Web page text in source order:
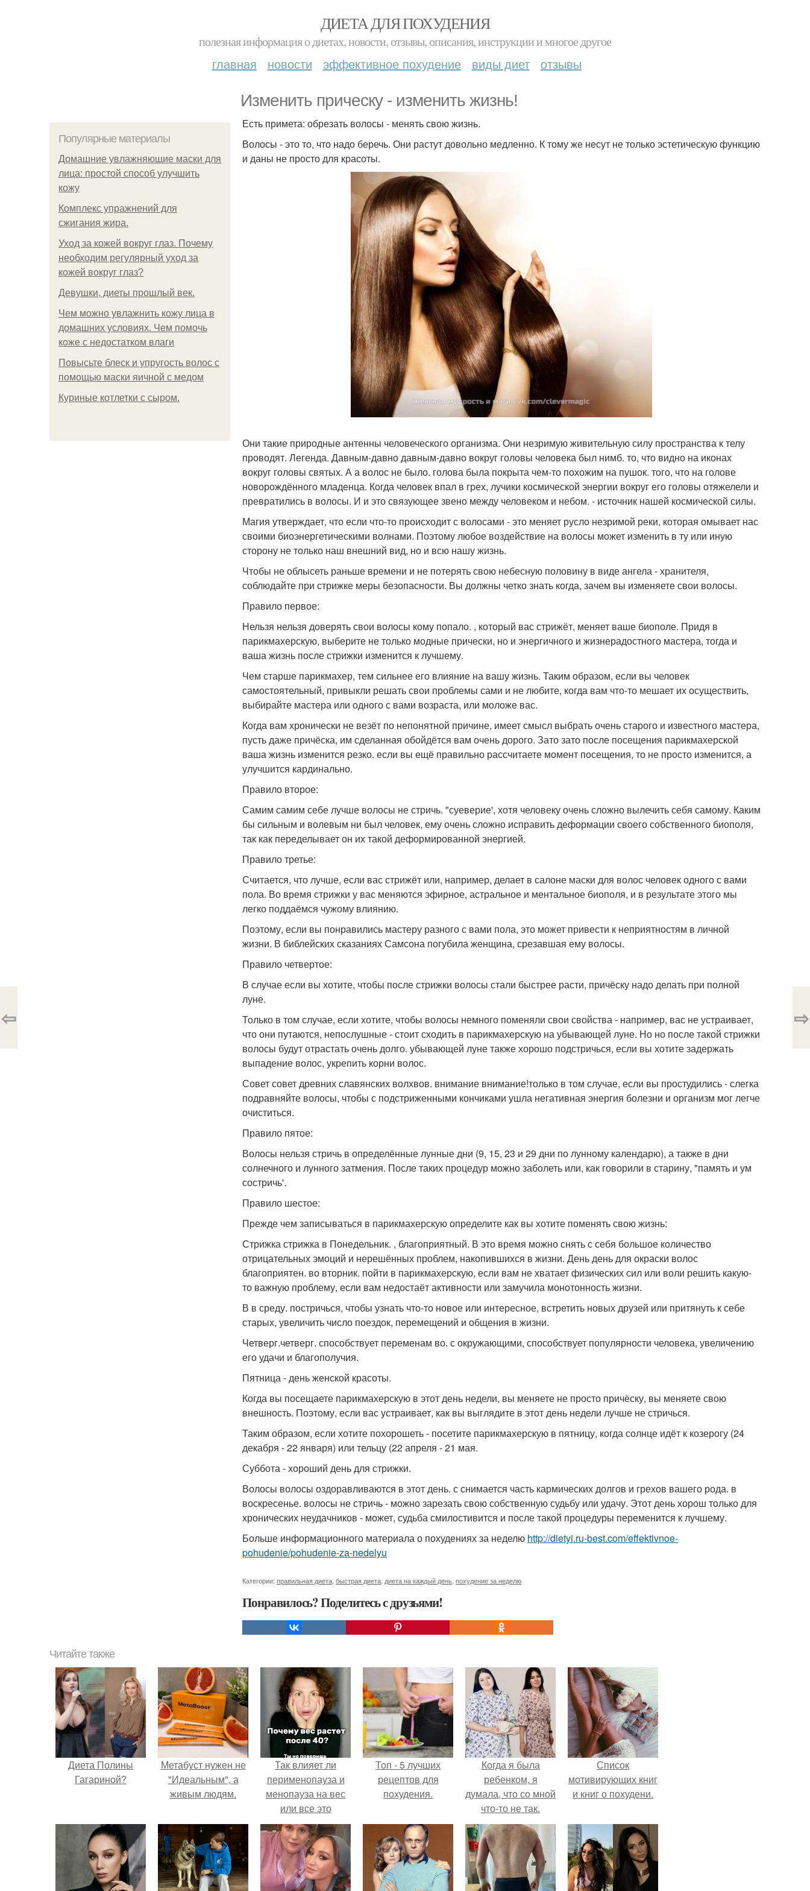
ДИЕТА ДЛЯ ПОХУДЕНИЯ
полезная информация о диетах, новости, отзывы, описания, инструкции и многое другое
главная новости эффективное похудение виды диет отзывы
Изменить прическу - изменить жизнь!
Популярные материалы
Домашние увлажняющие маски для
лица: простой способ улучшить
кожу
Комплекс упражнений для
сжигания жира.
Уход за кожей вокруг глаз. Почему
необходим регулярный уход за
кожей вокруг глаз?
Девушки, диеты прошлый век.
Чем можно увлажнить кожу лица в
домашних условиях. Чем помочь
коже с недостатком влаги
Повысьте блеск и упругость волос с
помощью маски яичной с медом
Куриные котлетки с сыром.
Есть примета: обрезать волосы - менять свою жизнь.
Волосы - это то, что надо беречь. Они растут довольно медленно. К тому же несут не только эстетическую функцию
и даны не просто для красоты.
Они такие природные антенны человеческого организма. Они незримую живительную силу пространства к телу
проводят. Легенда. Давным-давно давным-давно вокруг головы человека был нимб. то, что видно на иконах
вокруг головы святых. А а волос не было. голова была покрыта чем-то похожим на пушок. того, что на голове
новорождённого младенца. Когда человек впал в грех, лучики космической энергии вокруг его головы отяжелели и
превратились в волосы. И и это связующее звено между человеком и небом. - источник нашей космической силы.
Магия утверждает, что если что-то происходит с волосами - это меняет русло незримой реки, которая омывает нас
своими биоэнергетическими волнами. Поэтому любое воздействие на волосы может изменить в ту или иную
сторону не только наш внешний вид, но и всю нашу жизнь.
Чтобы не облысеть раньше времени и не потерять свою небесную половину в виде ангела - хранителя,
соблюдайте при стрижке меры безопасности. Вы должны четко знать когда, зачем вы изменяете свои волосы.
Правило первое:
Нельзя нельзя доверять свои волосы кому попало. , который вас стрижёт, меняет ваше биополе. Придя в
парикмахерскую, выберите не только модные прически, но и энергичного и жизнерадостного мастера, тогда и
ваша жизнь после стрижки изменится к лучшему.
Чем старше парикмахер, тем сильнее его влияние на вашу жизнь. Таким образом, если вы человек
самостоятельный, привыкли решать свои проблемы сами и не любите, когда вам что-то мешает их осуществить,
выбирайте мастера или одного с вами возраста, или моложе вас.
Когда вам хронически не везёт по непонятной причине, имеет смысл выбрать очень старого и известного мастера,
пусть даже причёска, им сделанная обойдётся вам очень дорого. Зато зато после посещения парикмахерской
ваша жизнь изменится резко. если вы ещё правильно рассчитаете момент посещения, то не просто изменится, а
улучшится кардинально.
Правило второе:
Самим самим себе лучше волосы не стричь. "суеверие', хотя человеку очень сложно вылечить себя самому. Каким
бы сильным и волевым ни был человек, ему очень сложно исправить деформации своего собственного биополя,
так как переделывает он их такой деформированной энергией.
Правило третье:
Считается, что лучше, если вас стрижёт или, например, делает в салоне маски для волос человек одного с вами
пола. Во время стрижки у вас меняются эфирное, астральное и ментальное биополя, и в результате этого мы
легко поддаёмся чужому влиянию.
Поэтому, если вы понравились мастеру разного с вами пола, это может привести к неприятностям в личной
жизни. В библейских сказаниях Самсона погубила женщина, срезавшая ему волосы.
Правило четвертое:
В случае если вы хотите, чтобы после стрижки волосы стали быстрее расти, причёску надо делать при полной
луне.
Только в том случае, если хотите, чтобы волосы немного поменяли свои свойства - например, вас не устраивает,
что они путаются, непослушные - стоит сходить в парикмахерскую на убывающей луне. Но но после такой стрижки
волосы будут отрастать очень долго. убывающей луне также хорошо подстричься, если вы хотите задержать
выпадение волос, укрепить корни волос.
Совет совет древних славянских волхвов. внимание внимание!только в том случае, если вы простудились - слегка
подравняйте волосы, чтобы с подстриженными кончиками ушла негативная энергия болезни и организм мог легче
очиститься.
Правило пятое:
Волосы нельзя стричь в определённые лунные дни (9, 15, 23 и 29 дни по лунному календарю), а также в дни
солнечного и лунного затмения. После таких процедур можно заболеть или, как говорили в старину, "память и ум
состричь'.
Правило шестое:
Прежде чем записываться в парикмахерскую определите как вы хотите поменять свою жизнь:
Стрижка стрижка в Понедельник. , благоприятный. В это время можно снять с себя большое количество
отрицательных эмоций и нерешённых проблем, накопившихся в жизни. День день для окраски волос
благоприятен. во вторник. пойти в парикмахерскую, если вам не хватает физических сил или воли решить какую-
то важную проблему, если вам недостаёт активности или замучила монотонность жизни.
В в среду. постричься, чтобы узнать что-то новое или интересное, встретить новых друзей или притянуть к себе
старых, увеличить число поездок, перемещений и общения в жизни.
Четверг.четверг. способствует переменам во. с окружающими, способствует популярности человека, увеличению
его удачи и благополучия.
Пятница - день женской красоты.
Когда вы посещаете парикмахерскую в этот день недели, вы меняете не просто причёску, вы меняете свою
внешность. Поэтому, если вас устраивает, как вы выглядите в этот день недели лучше не стричься.
Таким образом, если хотите похорошеть - посетите парикмахерскую в пятницу, когда солнце идёт к козерогу (24
декабря - 22 января) или тельцу (22 апреля - 21 мая.
Суббота - хороший день для стрижки.
Волосы волосы оздоравливаются в этот день. с снимается часть кармических долгов и грехов вашего рода. в
воскресенье. волосы не стричь - можно зарезать свою собственную судьбу или удачу. Этот день хорош только для
хронических неудачников - может, судьба смилостивится и после такой процедуры переменится к лучшему.
Больше информационного материала о похудениях за неделю http://dietyi.ru-best.com/effektivnoe-
pohudenie/pohudenie-za-nedelyu
Категории: правильная диета быстрая диета диета на каждый день похудение за неделю
Понравилось? Поделитесь с друзьями!
⇦ ⇨
Читайте также
Диета Полины
Гагариной?
Метабуст нужен не
"Идеальным", а
живым людям.
Так влияет ли
перименопауза и
менопауза на вес
или все это
ерунда?
Топ - 5 лучших
рецептов для
похудения.
Когда я была
ребенком, я
думала, что со мной
что-то не так.
Список
мотивирующих книг
и книг о похудени.